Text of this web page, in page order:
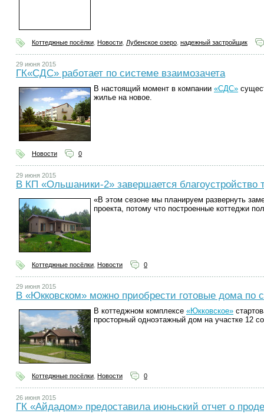
Коттеджные посёлки Новости Лубенское озеро надежный застройщик
29 июня 2015
ГК«СДС» работает по системе взаимозачета
В настоящий момент в компании «СДС»
жилье на новое.
Новости 0
29 июня 2015
В КП «Ольшаники-2» завершается благоустройство
«В этом сезоне мы планируем развернуть
проекта, потому что построенные коттеджи
Коттеджные посёлки Новости 0
29 июня 2015
В «Юкковском» можно приобрести готовые дома по
В коттеджном комплексе «Юкковское»
просторный одноэтажный дом на участке 12
Коттеджные посёлки Новости 0
26 июня 2015
ГК «Айдадом» предоставила июньский отчет о